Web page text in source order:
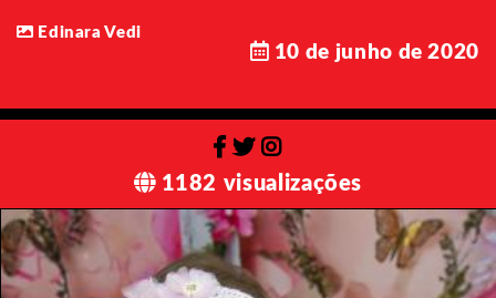
Edinara Vedi
10 de junho de 2020
1182 visualizações